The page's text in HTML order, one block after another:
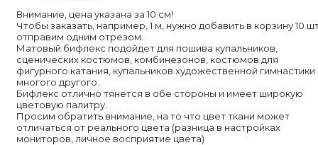
Внимание, цена указана за 10 см!
Чтобы заказать, например, 1 м, нужно добавить в корзину 10
отправим одним отрезом.
Матовый бифлекс подойдет для пошива купальников,
сценических костюмов, комбинезонов, костюмов для
фигурного катания, купальников художественной гимнастики
многого другого.
Бифлекс отлично тянется в обе стороны и имеет широкую
цветовую палитру.
Просим обратить внимание, на то что цвет ткани может
отличаться от реального цвета (разница в настройках
мониторов, личное восприятие цвета)